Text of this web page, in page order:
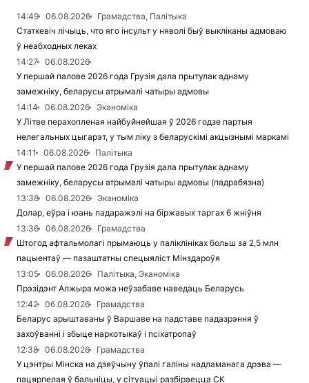
14:49 06.08.2026
Грамадства, Палітыка
Статкевіч лічыць, что яго інсульт у няволі быў выкліканы адмоваю
ў неабходных леках
14:27
06.08.2026
У першай палове 2026 года Грузія дала прытулак аднаму
замежніку, беларусы атрымалі чатыры адмовы
14:14
06.08.2026
Эканоміка
У Літве перахопленая найбуйнейшая ў 2026 годзе партыя
нелегальных цыгарэт, у тым ліку з беларускімі акцызнымі маркамі
14:11
06.08.2026
Палітыка
У першай палове 2026 года Грузія дала прытулак аднаму
замежніку, беларусы атрымалі чатыры адмовы (падрабязна)
13:38
06.08.2026
Эканоміка
Долар, еўра і юань падаражэлі на біржавых таргах 6 жніўня
13:36
06.08.2026
Грамадства
Штогод афтальмолагі прымаюць у паліклініках больш за 2,5 млн
пацыентаў — пазаштатны спецыяліст Мінздароўя
13:05
06.08.2026
Палітыка, Эканоміка
Прэзідэнт Алжыра можа неўзабаве наведаць Беларусь
12:42
06.08.2026
Грамадства
Беларус арыштаваны ў Варшаве на падставе падазрэння ў
захоўванні і збыце наркотыкаў і псіхатропаў
12:38
06.08.2026
Грамадства
У цэнтры Мінска на дзяўчыну ўпалі галіны надламанага дрэва —
пацярпелая ў бальніцы, у сітуацыі разбіраецца СК